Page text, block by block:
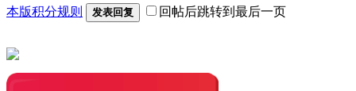
本版积分规则 发表回复 回帖后跳转到最后一页